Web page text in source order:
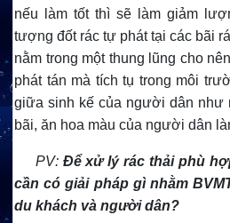
nếu làm tốt thì sẽ làm giảm
tượng đốt rác tự phát tại các bãi
nằm trong một thung lũng cho
phát tán mà tích tụ trong môi
giữa sinh kế của người dân như
bãi, ăn hoa màu của người dân
PV: Để xử lý rác thải phù
cần có giải pháp gì nhằm
du khách và người dân?